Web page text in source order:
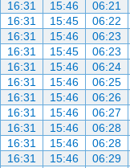
06:21
15:46
16:31
06:22
15:45
16:31
06:23
15:46
16:31
06:23
15:45
16:31
06:24
15:46
16:31
06:25
15:46
16:31
06:26
15:46
16:31
06:27
15:46
16:31
06:28
15:46
16:31
06:28
15:46
16:31
06:29
15:46
16:31